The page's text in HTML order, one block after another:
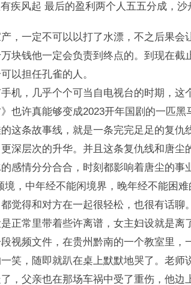
最后的盈利两个人五五分成，
，一定不可以以打了水漂，不之后果
块钱他一定会负责到终点的。到现在截
以担任孔雀的人。
机，几乎个个可当自电视台的时期，这
》也许真能够变成2023开年国剧的一匹黑
这条故事线，就是一条完完足足的复
深层次的升华。并且这条复仇线和唐
感情分分合合，时刻都影响着唐尘的事
境，中年经不能闲境界，晚年经不能困
觉得和对方在一起很轻松，也很有话聊。
正常里带着些许离谱，女主妇设就是离
视频文件，在贵州黔南的一个教室里，
笑，随即就趴在桌上默默地哭了。老师
，父亲也在那场车祸中受了重伤，他